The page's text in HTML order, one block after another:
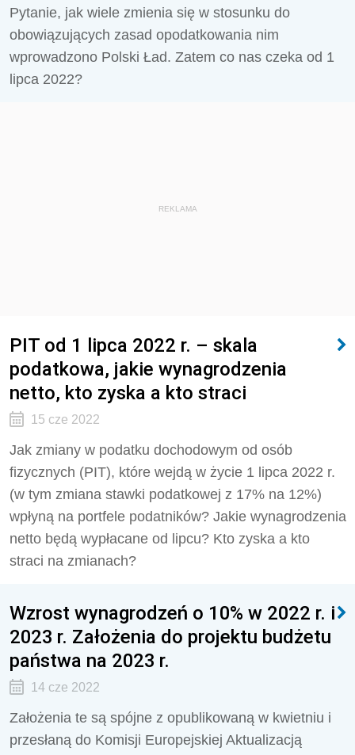
Pytanie, jak wiele zmienia się w stosunku do
obowiązujących zasad opodatkowania nim
wprowadzono Polski Ład. Zatem co nas czeka od 1
lipca 2022?
REKLAMA
PIT od 1 lipca 2022 r. – skala
podatkowa, jakie wynagrodzenia
netto, kto zyska a kto straci
15 cze 2022
Jak zmiany w podatku dochodowym od osób
fizycznych (PIT), które wejdą w życie 1 lipca 2022 r.
(w tym zmiana stawki podatkowej z 17% na 12%)
wpłyną na portfele podatników? Jakie wynagrodzenia
netto będą wypłacane od lipcu? Kto zyska a kto
straci na zmianach?
Wzrost wynagrodzeń o 10% w 2022 r. i
2023 r. Założenia do projektu budżetu
państwa na 2023 r.
14 cze 2022
Założenia te są spójne z opublikowaną w kwietniu i
przesłaną do Komisji Europejskiej Aktualizacją